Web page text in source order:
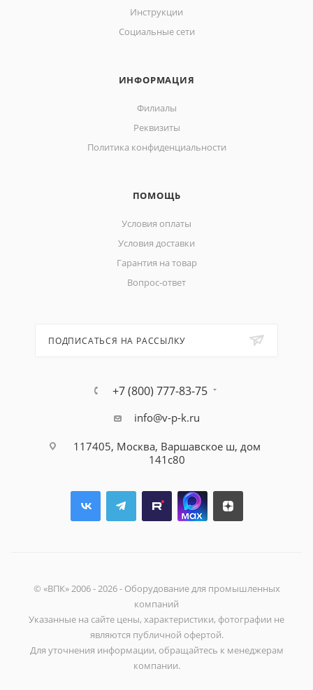
Инструкции
Социальные сети
ИНФОРМАЦИЯ
Филиалы
Реквизиты
Политика конфиденциальности
ПОМОЩЬ
Условия оплаты
Условия доставки
Гарантия на товар
Вопрос-ответ
ПОДПИСАТЬСЯ НА РАССЫЛКУ
+7 (800) 777-83-75
info@v-p-k.ru
117405, Москва, Варшавское ш, дом
141с80
© «ВПК» 2006 - 2026 - Оборудование для промышленных
компаний
Указанные на сайте цены, характеристики, фотографии не
являются публичной офертой.
Для уточнения информации, обращайтесь к менеджерам
компании.